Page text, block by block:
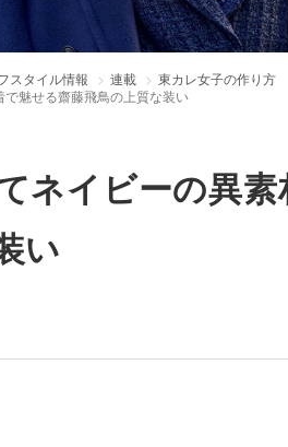
スタイル情報 連載
東カレ女子の作り方
魅せる齋藤飛鳥の上質な装い
ネイビーの異
い